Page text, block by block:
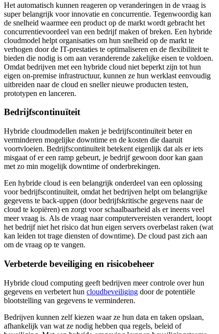
Het automatisch kunnen reageren op veranderingen in de vraag is
super belangrijk voor innovatie en concurrentie. Tegenwoordig kan
de snelheid waarmee een product op de markt wordt gebracht het
concurrentievoordeel van een bedrijf maken of breken. Een hybride
cloudmodel helpt organisaties om hun snelheid op de markt te
verhogen door de IT-prestaties te optimaliseren en de flexibiliteit te
bieden die nodig is om aan veranderende zakelijke eisen te voldoen.
Omdat bedrijven met een hybride cloud niet beperkt zijn tot hun
eigen on-premise infrastructuur, kunnen ze hun werklast eenvoudig
uitbreiden naar de cloud en sneller nieuwe producten testen,
prototypen en lanceren.
Bedrijfscontinuïteit
Hybride cloudmodellen maken je bedrijfscontinuïteit beter en
verminderen mogelijke downtime en de kosten die daaruit
voortvloeien. Bedrijfscontinuïteit betekent eigenlijk dat als er iets
misgaat of er een ramp gebeurt, je bedrijf gewoon door kan gaan
met zo min mogelijk downtime of onderbrekingen.
Een hybride cloud is een belangrijk onderdeel van een oplossing
voor bedrijfscontinuïteit, omdat het bedrijven helpt om belangrijke
gegevens te back-uppen (door bedrijfskritische gegevens naar de
cloud te kopiëren) en zorgt voor schaalbaarheid als er ineens veel
meer vraag is. Als de vraag naar computervereisten verandert, loopt
het bedrijf niet het risico dat hun eigen servers overbelast raken (wat
kan leiden tot trage diensten of downtime). De cloud past zich aan
om de vraag op te vangen.
Verbeterde beveiliging en risicobeheer
Hybride cloud computing geeft bedrijven meer controle over hun
gegevens en verbetert hun cloudbeveiliging door de potentiële
blootstelling van gegevens te verminderen.
Bedrijven kunnen zelf kiezen waar ze hun data en taken opslaan,
afhankelijk van wat ze nodig hebben qua regels, beleid of